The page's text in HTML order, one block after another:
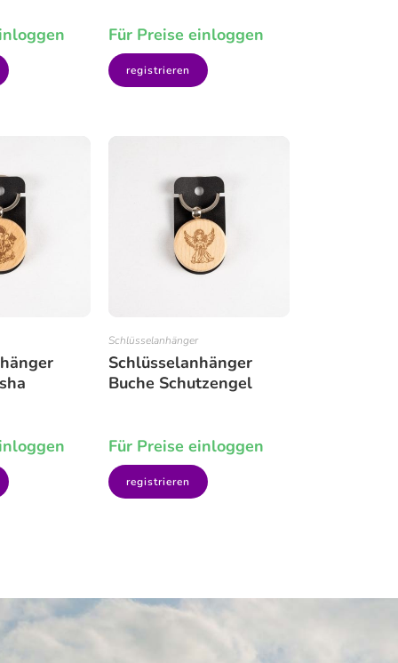
Für Preise einloggen
registrieren
Schlüsselanhänger
Schlüsselanhänger
Buche Schutzengel
Für Preise einloggen
registrieren